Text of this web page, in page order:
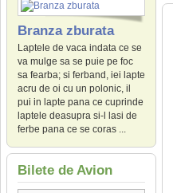
Branza zburata
Laptele de vaca indata ce se
va mulge sa se puie pe foc
sa fearba; si ferband, iei lapte
acru de oi cu un polonic, il
pui in lapte pana ce cuprinde
laptele deasupra si-l lasi de
ferbe pana ce se coras ...
Bilete de Avion